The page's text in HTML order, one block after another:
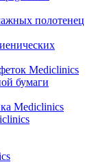
полотенец
Mediclinics
бумаги
Mediclinics